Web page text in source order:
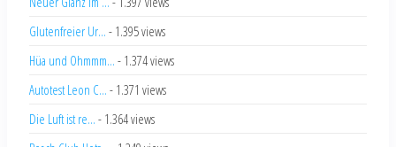
Glutenfreier Ur... - 1.395 views
Hüa und Ohmmm... - 1.374 views
Autotest Leon C... - 1.371 views
Die Luft ist re... - 1.364 views